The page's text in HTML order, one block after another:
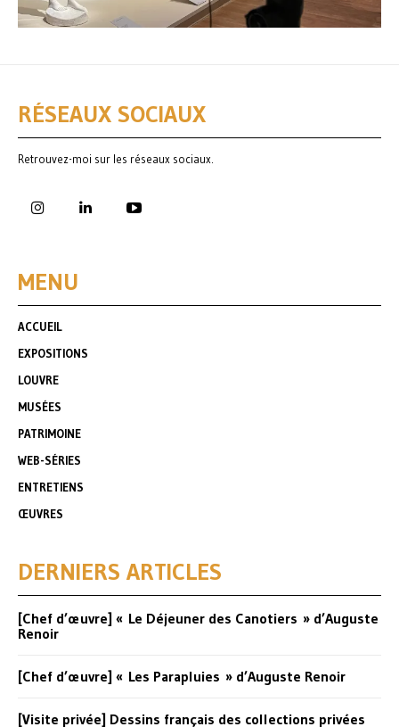
RÉSEAUX SOCIAUX
Retrouvez-moi sur les réseaux sociaux.
MENU
ACCUEIL
EXPOSITIONS
LOUVRE
MUSÉES
PATRIMOINE
WEB-SÉRIES
ENTRETIENS
ŒUVRES
DERNIERS ARTICLES
[Chef d’œuvre] « Le Déjeuner des Canotiers » d’Auguste
Renoir
[Chef d’œuvre] « Les Parapluies » d’Auguste Renoir
[Visite privée] Dessins français des collections privées